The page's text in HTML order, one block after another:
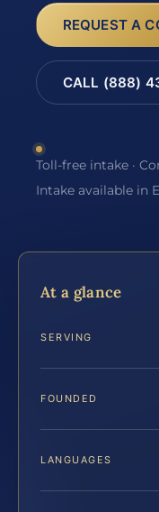
REQUEST A
CALL (888)
Toll-free intake ·
Intake available in
At a glance
SERVING
FOUNDED
LANGUAGES